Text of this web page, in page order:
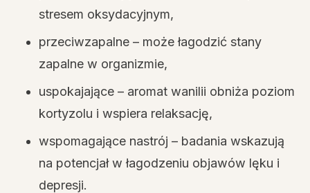
stresem oksydacyjnym,
przeciwzapalne – może łagodzić stany
zapalne w organizmie,
uspokajające – aromat wanilii obniża poziom
kortyzolu i wspiera relaksację,
wspomagające nastrój – badania wskazują
na potencjał w łagodzeniu objawów lęku i
depresji.